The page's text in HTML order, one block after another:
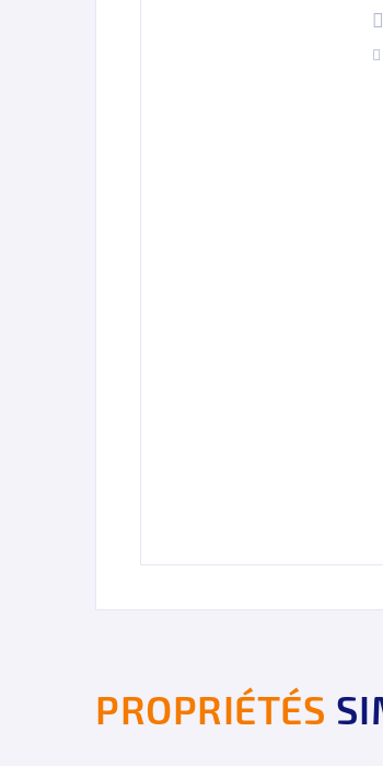
PROPRIÉTÉS